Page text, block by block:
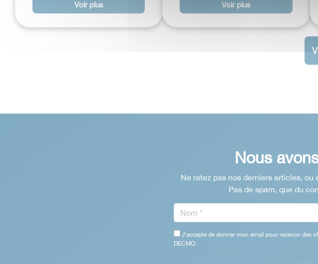
Voir plus Voir plus
Nous
Ne ratez pas nos derniers articles,
Pas de spam, que du
J'accepte de donner mon email pour recevoir des
DECMO.